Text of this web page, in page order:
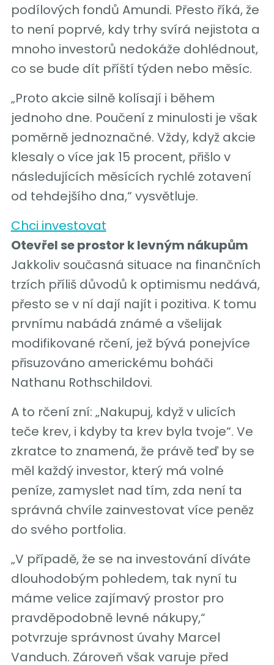
podílových fondů Amundi. Přesto říká, že
to není poprvé, kdy trhy svírá nejistota a
mnoho investorů nedokáže dohlédnout,
co se bude dít příští týden nebo měsíc.
„Proto akcie silně kolísají i během
jednoho dne. Poučení z minulosti je však
poměrně jednoznačné. Vždy, když akcie
klesaly o více jak 15 procent, přišlo v
následujících měsících rychlé zotavení
od tehdejšího dna,“ vysvětluje.
Chci investovat
Otevřel se prostor k levným nákupům
Jakkoliv současná situace na finančních
trzích příliš důvodů k optimismu nedává,
přesto se v ní dají najít i pozitiva. K tomu
prvnímu nabádá známé a všelijak
modifikované rčení, jež bývá ponejvíce
přisuzováno americkému boháči
Nathanu Rothschildovi.
A to rčení zní: „Nakupuj, když v ulicích
teče krev, i kdyby ta krev byla tvoje“. Ve
zkratce to znamená, že právě teď by se
měl každý investor, který má volné
peníze, zamyslet nad tím, zda není ta
správná chvíle zainvestovat více peněz
do svého portfolia.
„V případě, že se na investování díváte
dlouhodobým pohledem, tak nyní tu
máme velice zajímavý prostor pro
pravděpodobně levné nákupy,“
potvrzuje správnost úvahy Marcel
Vanduch. Zároveň však varuje před